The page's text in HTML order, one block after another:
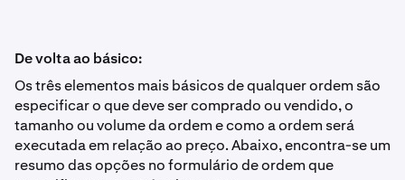
De volta ao básico:
Os três elementos mais básicos de qualquer ordem são
especificar o que deve ser comprado ou vendido, o
tamanho ou volume da ordem e como a ordem será
executada em relação ao preço. Abaixo, encontra-se um
resumo das opções no formulário de ordem que